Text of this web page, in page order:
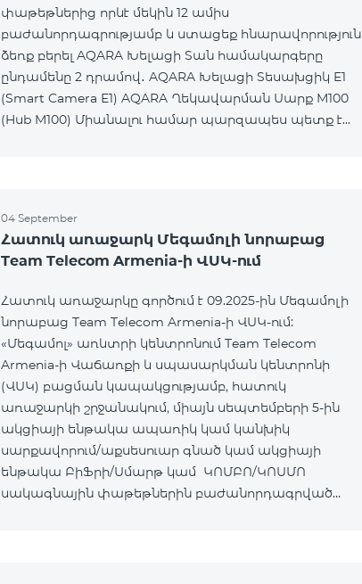
փաթեթներից որևէ մեկին 12 ամիս
բաժանորդագրությամբ և ստացեք հնարավորություն
ձեռք բերել AQARA Խելացի Տան համակարգերը
ընդամենը 2 դրամով․ AQARA Խելացի Տեսախցիկ E1
(Smart Camera E1) AQARA Ղեկավարման Սարք M100
(Hub M100) Միանալու համար պարզապես պետք է
04 September
Հատուկ առաջարկ Մեգամոլի նորաբաց
Team Telecom Armenia-ի ՎՍԿ-ում
Հատուկ առաջարկը գործում է 09.2025-ին Մեգամոլի
նորաբաց Team Telecom Armenia-ի ՎՍԿ-ում:
«Մեգամոլ» առևտրի կենտրոնում Team Telecom
Armenia-ի Վաճառքի և սպասարկման կենտրոնի
(ՎՍԿ) բացման կապակցությամբ, հատուկ
առաջարկի շրջանակում, միայն սեպտեմբերի 5-ին
ակցիայի ենթակա ապառիկ կամ կանխիկ
սարքավորում/աքսեսուար գնած կամ ակցիայի
ենթակա ԲիՖրի/Սմարթ կամ ԿՈՄԲՈ/ԿՈՍՄՈ
սակագնային փաթեթներին բաժանորդագրված